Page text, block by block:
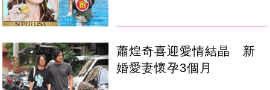
蕭煌奇喜迎愛情結晶 新
婚愛妻懷孕3個月